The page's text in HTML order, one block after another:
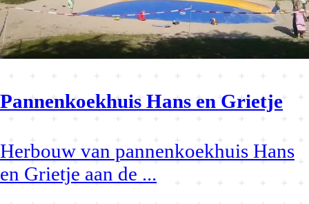
Pannenkoekhuis Hans en Grietje
Herbouw van pannenkoekhuis Hans
en Grietje aan de ...